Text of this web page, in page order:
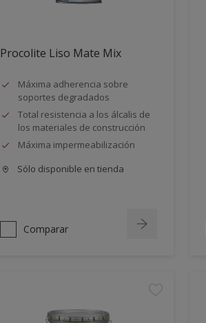
Procolite Liso Mate Mix
Máxima adherencia sobre
soportes degradados
Total resistencia a los álcalis de
los materiales de construcción
Máxima impermeabilización
Sólo disponible en tienda
Comparar